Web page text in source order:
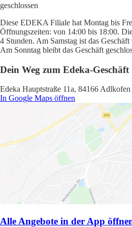
geschlossen
Diese EDEKA Filiale hat Montag bis
Öffnungszeiten: von 14:00 bis 18:00.
4 Stunden. Am Samstag ist das
Am Sonntag bleibt das Geschäft
Dein Weg zum Edeka-Geschäft
Edeka Hauptstraße 11a, 84166 Adlkofen
In Google Maps öffnen
Alle Angebote in der App